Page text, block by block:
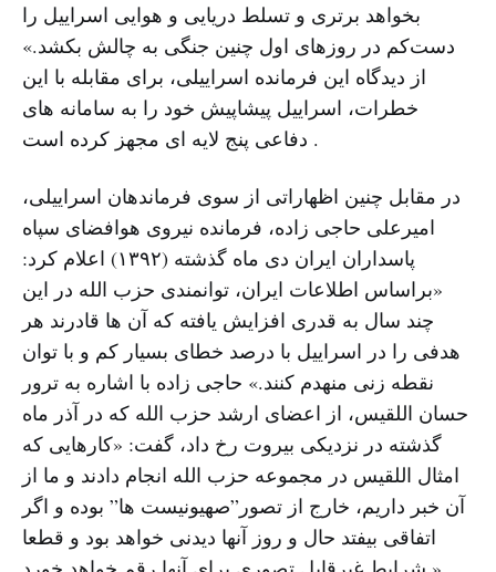
بخواهد برتری و تسلط دریایی و هوایی اسراییل را
دست‌کم در روزهای اول چنین جنگی به چالش بکشد.»
از دیدگاه این فرمانده اسراییلی، برای مقابله با این
خطرات، اسراییل پیشاپیش خود را به سامانه های
دفاعی پنج لایه ای مجهز کرده است .
در مقابل چنین اظهاراتی از سوی فرماندهان اسراییلی،
امیرعلی حاجی زاده، فرمانده نیروی هوافضای سپاه
پاسداران ایران دى ماه گذشته (١٣٩٢) اعلام کرد:
«براساس اطلاعات ایران، توانمندی حزب الله در این
چند سال به قدری افزایش یافته که آن ها قادرند هر
هدفی را در اسراییل با درصد خطای بسیار کم و با توان
نقطه زنی منهدم کنند.» حاجی زاده با اشاره به ترور
حسان اللقیس، از اعضای ارشد حزب الله که در آذر ماه
گذشته در نزدیکی بیروت رخ داد، گفت: «کارهایی که
امثال اللقیس در مجموعه حزب الله انجام دادند و ما از
آن خبر داریم، خارج از تصور”صهیونیست ها” بوده و اگر
اتفاقی بیفتد حال و روز آنها دیدنی خواهد بود و قطعا